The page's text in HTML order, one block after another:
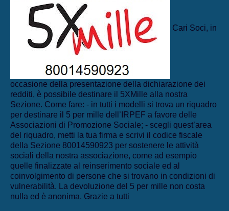
Cari Soci, in
occasione della presentazione della dichiarazione dei
redditi, è possibile destinare il 5XMille alla nostra
Sezione. Come fare: - in tutti i modelli si trova un riquadro
per destinare il 5 per mille dell’IRPEF a favore delle
Associazioni di Promozione Sociale; - scegli quest’area
del riquadro, metti la tua firma e scrivi il codice fiscale
della Sezione 80014590923 per sostenere le attività
sociali della nostra associazione, come ad esempio
quelle finalizzate al reinserimento sociale ed al
coinvolgimento di persone che si trovano in condizioni di
vulnerabilità. La devoluzione del 5 per mille non costa
nulla ed è anonima. Grazie a tutti